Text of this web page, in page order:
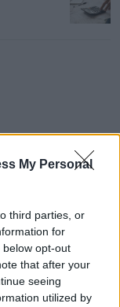
My Personal
third parties, or
for
opt-out
that after your
seeing
utilized by
pils plašās
muzikālo dzīvi -
kurā ir
mūsdienu
pērlēm. Koris
un palīdzējis